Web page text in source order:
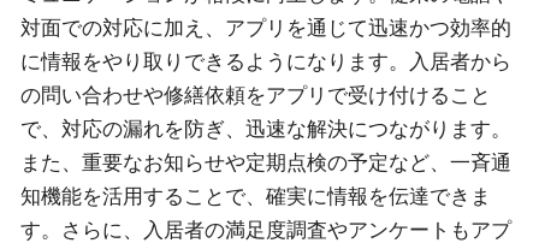
対面での対応に加え、アプリを通じて迅速かつ効率的
に情報をやり取りできるようになります。入居者から
の問い合わせや修繕依頼をアプリで受け付けること
で、対応の漏れを防ぎ、迅速な解決につながります。
また、重要なお知らせや定期点検の予定など、一斉通
知機能を活用することで、確実に情報を伝達できま
す。さらに、入居者の満足度調査やアンケートもアプ